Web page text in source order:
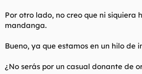
Por otro lado, no creo que ni siquiera
mandanga.
Bueno, ya que estamos en un hilo de
¿No serás por un casual donante de